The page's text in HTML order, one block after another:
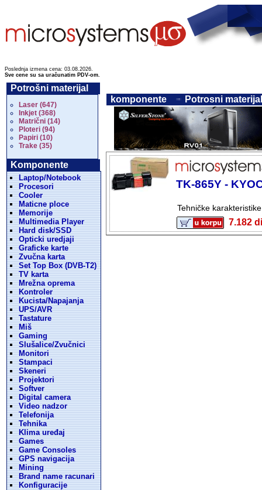
Poslednja izmena cena: 03.08.2026.
Sve cene su sa uračunatim PDV-om.
Potrošni materijal
Laser (647)
Inkjet (368)
Matrični (14)
Ploteri (94)
Papiri (10)
Trake (35)
Komponente
Laptop/Notebook
Procesori
Cooler
Maticne ploce
Memorije
Multimedia Player
Hard disk/SSD
Opticki uredjaji
Graficke karte
Zvučna karta
Set Top Box (DVB-T2)
TV karta
Mrežna oprema
Kontroler
Kucista/Napajanja
UPS/AVR
Tastature
Miš
Gaming
Slušalice/Zvučnici
Monitori
Stampaci
Skeneri
Projektori
Softver
Digital camera
Video nadzor
Telefonija
Tehnika
Klima uređaj
Games
Game Consoles
GPS navigacija
Mining
Brand name racunari
Konfiguracije
komponente Potrosni
TK-865Y -
Tehničke